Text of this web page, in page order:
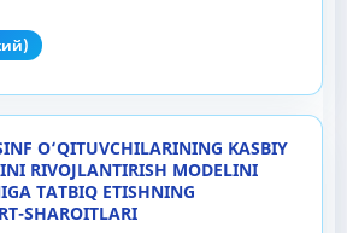
O‘QITUVCHILARINING KASBIY
RIVOJLANTIRISH MODELINI
TATBIQ ETISHNING
SHAROITLARI